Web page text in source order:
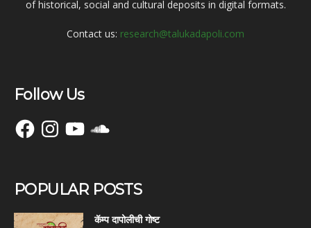
of historical, social and cultural deposits in digital formats.
Contact us: research@talukadapoli.com
Follow Us
FacebookInstagramYouTubeSoundCloud
POPULAR POSTS
कॅम्प दापोलीची गोष्ट